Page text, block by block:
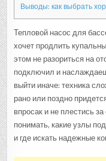
Выводы: как выбрать
Тепловой насос для
хочет продлить
этом не разориться на
подключил и
выйти иначе: техника
рано или поздно
впросак и не плестись
понимать, какие узлы
и где искать надежные